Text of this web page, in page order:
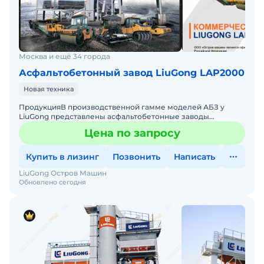
Москва и ещё 34 города
Асфальтобетонный завод LiuGong LAP2000
Новая техника
ПродукцияВ производственной гамме моделей АБЗ у
LiuGong представлены асфальтобетонные заводы
циклического действия всех типов исполнения.Заводы
циклического типЦена по запросу
Купить в лизинг Позвонить Написать
Обновлено сегодня
LiuGong Остров Машин